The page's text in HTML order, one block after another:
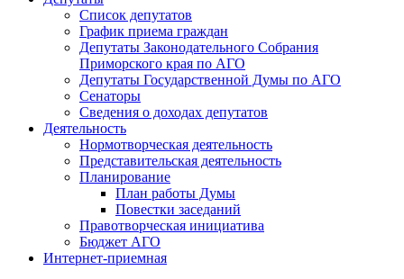
Список депутатов
График приема граждан
Депутаты Законодательного Собрания
Приморского края по АГО
Депутаты Государственной Думы по АГО
Сенаторы
Сведения о доходах депутатов
Деятельность
Нормотворческая деятельность
Представительская деятельность
Планирование
План работы Думы
Повестки заседаний
Правотворческая инициатива
Бюджет АГО
Интернет-приемная